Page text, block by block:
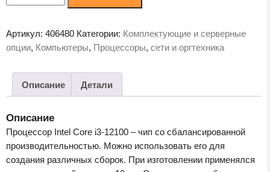
Core
OEM
Артикул: 406480 Категории: Комплектующие и серверные
опции, Компьютеры, Процессоры, сети и оргтехника
Описание Детали
Описание
Процессор Intel Core i3-12100 – чип со сбалансированной
производительностью. Можно использовать его для
создания различных сборок. При изготовлении применялся